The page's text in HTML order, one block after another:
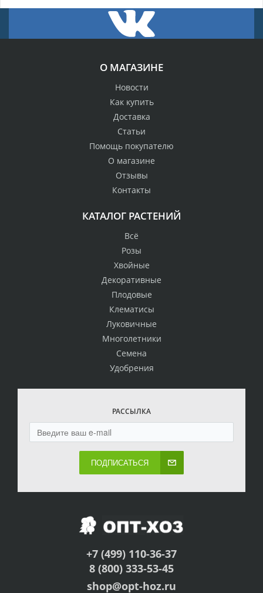
О МАГАЗИНЕ
Новости
Как купить
Доставка
Статьи
Помощь покупателю
О магазине
Отзывы
Контакты
КАТАЛОГ РАСТЕНИЙ
Всё
Розы
Хвойные
Декоративные
Плодовые
Клематисы
Луковичные
Многолетники
Семена
Удобрения
РАССЫЛКА
ПОДПИСАТЬСЯ
+7 (499) 110-36-37
8 (800) 333-53-45
shop@opt-hoz.ru